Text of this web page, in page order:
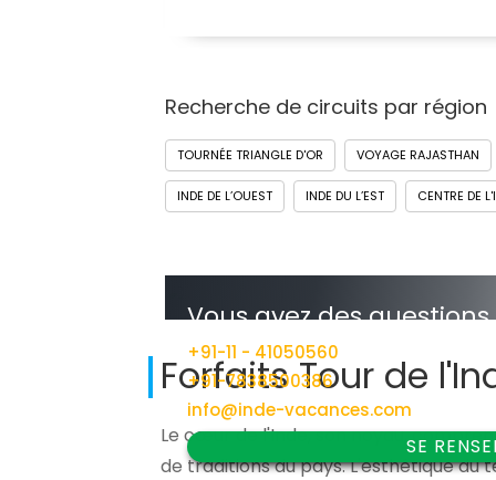
Forfaits Tour de
Le cœur de l'Inde, son noyau,
de traditions du pays. L'esthétique du
Recherche de circuits par région
TOURNÉE TRIANGLE D'OR VOYAGE RAJASTHAN
INDE DE L’OUEST INDE DU L’EST CENTRE DE
Vous avez des questions
+91-11 - 41050560
+91-7838500386
info@inde-vacances.com
SE